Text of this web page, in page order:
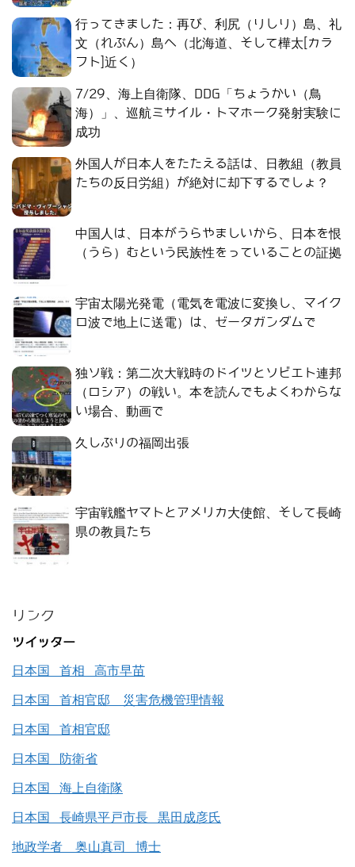
行ってきました：再び、利尻（りしり）島、礼
文（れぶん）島へ（北海道、そして樺太[カラ
フト]近く）
7/29、海上自衛隊、DDG「ちょうかい（鳥
海）」、巡航ミサイル・トマホーク発射実験に
成功
外国人が日本人をたたえる話は、日教組（教員
たちの反日労組）が絶対に却下するでしょ？
中国人は、日本がうらやましいから、日本を恨
（うら）むという民族性をっていることの証拠
宇宙太陽光発電（電気を電波に変換し、マイク
ロ波で地上に送電）は、ゼータガンダムで
独ソ戦：第二次大戦時のドイツとソビエト連邦
（ロシア）の戦い。本を読んでもよくわからな
い場合、動画で
久しぶりの福岡出張
宇宙戦艦ヤマトとアメリカ大使館、そして長崎
県の教員たち
リンク
ツイッター
日本国 首相 高市早苗
日本国 首相官邸 災害危機管理情報
日本国 首相官邸
日本国 防衛省
日本国 海上自衛隊
日本国 長崎県平戸市長 黒田成彦氏
地政学者 奥山真司 博士